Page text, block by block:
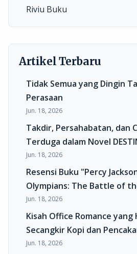
Riviu Buku
Artikel Terbaru
Tidak Semua yang Dingin
Perasaan
Jun. 18, 2026
Takdir, Persahabatan, dan
Terduga dalam Novel
Jun. 18, 2026
Resensi Buku "Percy
Olympians: The Battle of
Jun. 18, 2026
Kisah Office Romance
Secangkir Kopi dan
Jun. 18, 2026